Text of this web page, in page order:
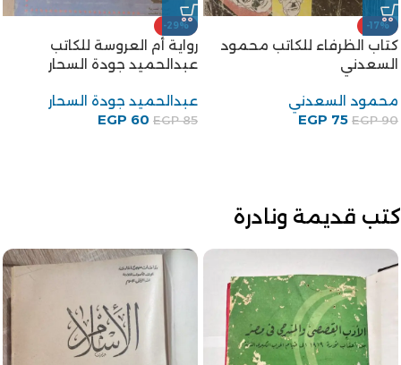
-17%
كتاب الظرفاء للكاتب محمود
السعدني
محمود السعدني
EGP90
EGP 75
-29%
رواية أم العروسة للكاتب
عبدالحميد جودة السحار
عبدالحميد جودة السحار
EGP85
EGP 60
كتب قديمة ونادرة